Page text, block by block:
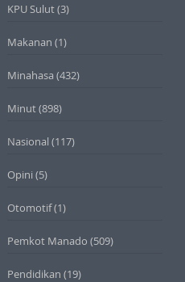
KPU Sulut(3)
Makanan (1)
Minahasa (432)
Minut(898)
Nasional (117)
Opini (5)
Otomotif(1)
Pemkot Manado (509)
Pendidikan (19)